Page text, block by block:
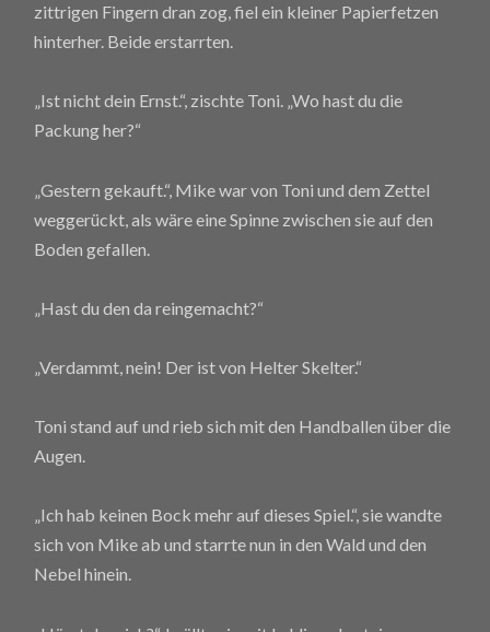
zittrigen Fingern dran zog, fiel ein kleiner Papierfetzen
hinterher. Beide erstarrten.
„Ist nicht dein Ernst.“, zischte Toni. „Wo hast du die
Packung her?“
„Gestern gekauft.“, Mike war von Toni und dem Zettel
weggerückt, als wäre eine Spinne zwischen sie auf den
Boden gefallen.
„Hast du den da reingemacht?“
„Verdammt, nein! Der ist von Helter Skelter.“
Toni stand auf und rieb sich mit den Handballen über die
Augen.
„Ich hab keinen Bock mehr auf dieses Spiel.“, sie wandte
sich von Mike ab und starrte nun in den Wald und den
Nebel hinein.